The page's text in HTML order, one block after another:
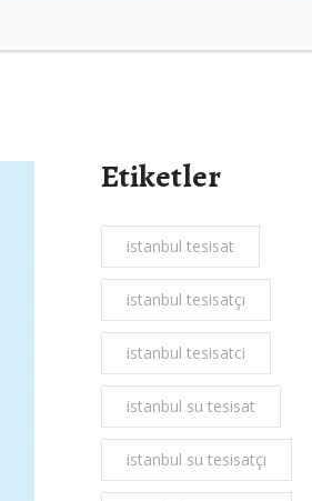
Etiketler
istanbul tesisat
istanbul tesisatçı
istanbul tesisatci
istanbul su tesisat
istanbul su tesisatçı